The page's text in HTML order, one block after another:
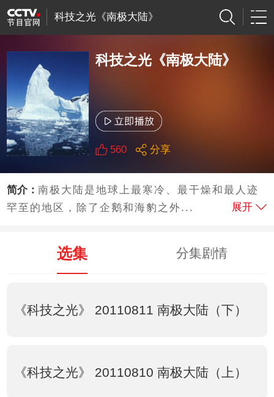
科技之光《南极大陆》
科技之光《南极大陆》
560 分享
简介：南极大陆是地球上最寒冷、最干燥和最人迹
罕至的地区，除了企鹅和海豹之外...
展开
选集 分集剧情
《科技之光》 20110811 南极大陆（下）
《科技之光》 20110810 南极大陆（上）